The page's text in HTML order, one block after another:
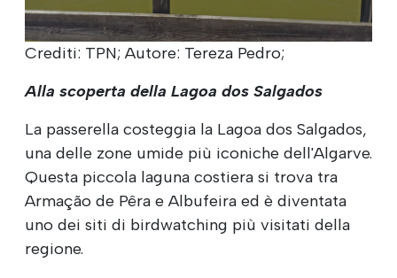
Crediti: TPN; Autore: Tereza Pedro;
Alla scoperta della Lagoa dos Salgados
La passerella costeggia la Lagoa dos Salgados,
una delle zone umide più iconiche dell'Algarve.
Questa piccola laguna costiera si trova tra
Armação de Pêra e Albufeira ed è diventata
uno dei siti di birdwatching più visitati della
regione.